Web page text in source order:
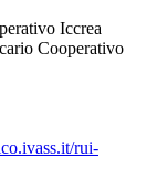
Iccrea
Cooperativo
rui-